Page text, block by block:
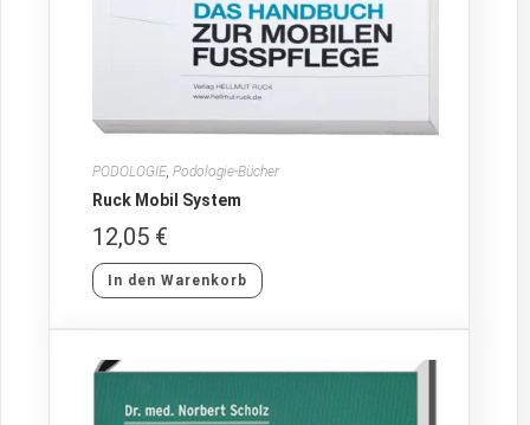
PODOLOGIE ,Podologie-Bücher
Ruck Mobil System
12,05 €
In den Warenkorb